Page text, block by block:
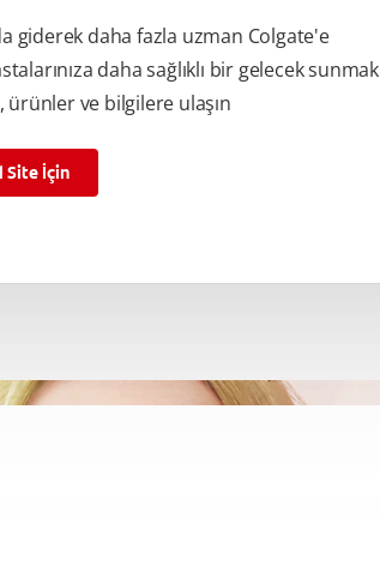
giderek daha fazla uzman Colgate'e
daha sağlıklı bir gelecek sunmak
ürünler ve bilgilere ulaşın
Site İçin